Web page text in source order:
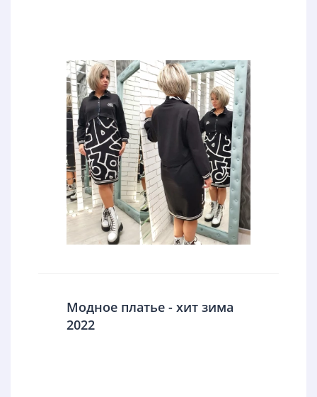
Модное платье - хит зима
2022